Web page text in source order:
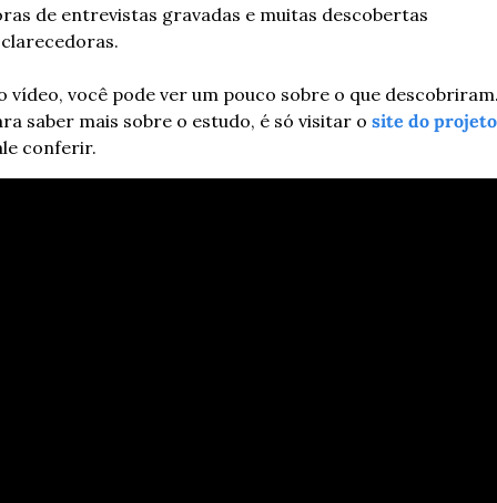
de entrevistas gravadas e muitas descobertas
vídeo, você pode ver um pouco sobre o que
saber mais sobre o estudo, é só visitar o site do projeto
conferir.